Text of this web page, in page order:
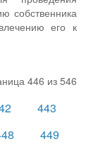
собственника
его к
446 из 546
443
449